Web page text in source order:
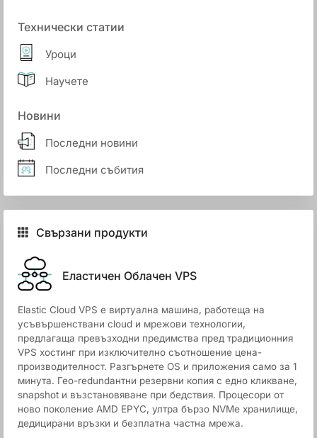
Технически статии
Уроци
Научете
Новини
Последни новини
Последни събития
Свързани продукти
Еластичен Облачен VPS
Elastic Cloud VPS е виртуална машина, работеща на
усъвършенствани cloud и мрежови технологии,
предлагаща превъзходни предимства пред традиционния
VPS хостинг при изключително съотношение цена-
производителност. Разгърнете OS и приложения само за 1
минута. Гео-redundантни резервни копия с едно кликване,
snapshot и възстановяване при бедствия. Процесори от
ново поколение AMD EPYC, ултра бързо NVMe хранилище,
дедицирани връзки и безплатна частна мрежа.